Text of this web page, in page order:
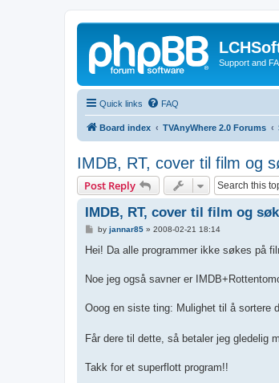
Support and
Quick links FAQ
Board index TVAnyWhere 2.0 Forums
IMDB, RT, cover til film og
Post Reply
IMDB, RT, cover til film og søk
P
s
by jannar85» 2008-02-21 18:14
Hei! Da alle programmer ikke søkes på
Noe jeg også savner er
Ooog en siste ting: Mulighet til å sortere
Får dere til dette, så betaler jeg gledelig
Takk for et superflott program!!